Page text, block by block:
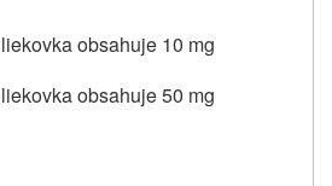
obsahuje 10 mg
obsahuje 50 mg